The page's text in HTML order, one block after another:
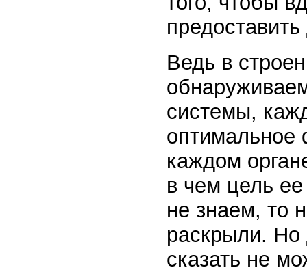
Ведь в
системы,
оптимальное
каждом
в чем цель
не знаем, то
раскрыли. Но
сказать не